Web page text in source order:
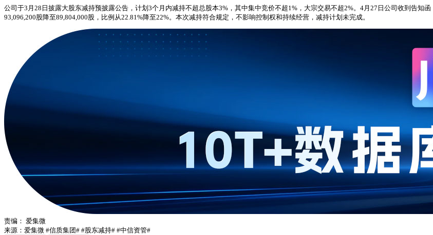
公司于3月28日披露大股东减持预披露公告，计划3个月内减持不超总股本3%，其中集中竞价不超1%，大宗交易不超2%。4月27日公司收到告知
93,096,200股降至89,804,000股，比例从22.81%降至22%。本次减持符合规定，不影响控制权和持续经营，减持计划未完成。
责编： 爱集微
来源：爱集微 #信质集团# #股东减持# #中信资管#